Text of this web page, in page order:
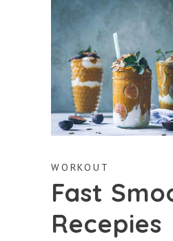
WORKOUT
Fast
Recepies